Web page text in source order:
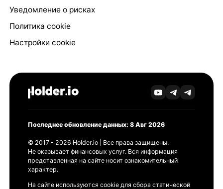
Уведомление о рисках
Политика cookie
Настройки cookie
Последнее обновление данных: 8 Авг 2026
© 2017 - 2026 Holder.io | Все права защищены.
Не оказывает финансовых услуг. Вся информация
представленная на сайте носит ознакомительный
характер.
На сайте используются cookie для сбора статической